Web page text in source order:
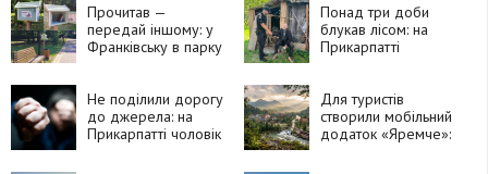
Прочитав —
передай іншому: у
Франківську в парку
книгообмін
Понад три доби
блукав лісом: на
Прикарпатті
дорогою по воду
Не поділили дорогу
до джерела: на
Прикарпатті чоловік
Для туристів
створили мобільний
додаток «Яремче»: